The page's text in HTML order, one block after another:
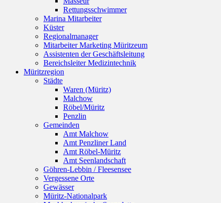
Rettungsschwimmer
Marina Mitarbeiter
Küster
Regionalmanager
Mitarbeiter Marketing Müritzeum
Assistenten der Geschäftsleitung
Bereichsleiter Medizintechnik
Müritzregion
Städte
Waren (Müritz)
Malchow
Röbel/Müritz
Penzlin
Gemeinden
Amt Malchow
Amt Penzliner Land
Amt Röbel-Müritz
Amt Seenlandschaft
Göhren-Lebbin / Fleesensee
Vergessene Orte
Gewässer
Müritz-Nationalpark